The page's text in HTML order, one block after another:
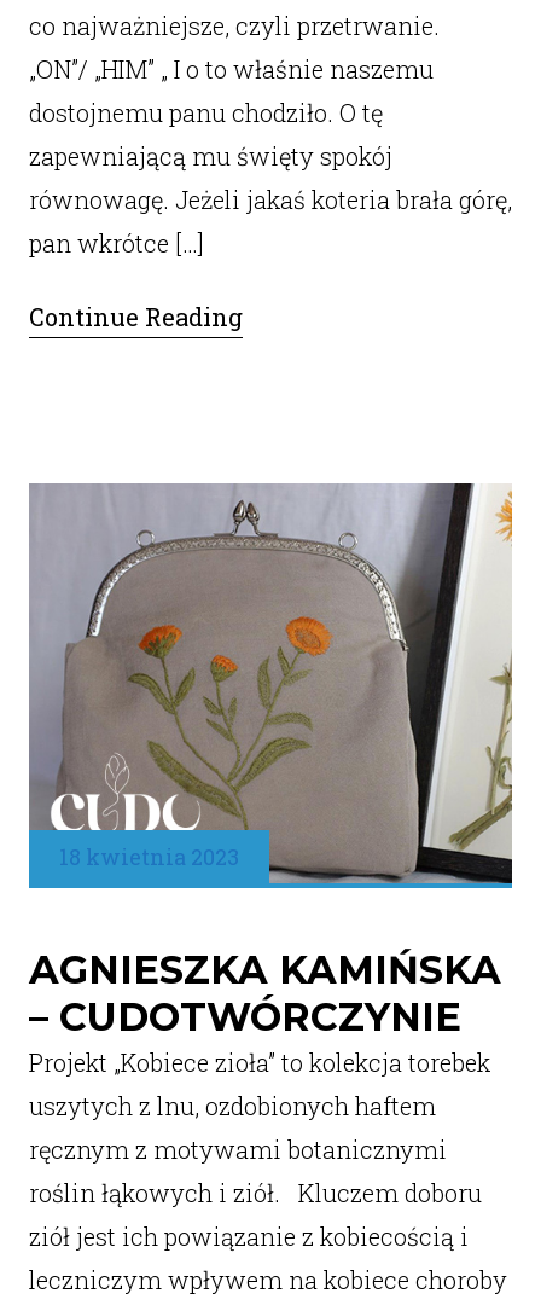
co najważniejsze, czyli przetrwanie.
„ON”/ „HIM” „ I o to właśnie naszemu
dostojnemu panu chodziło. O tę
zapewniającą mu święty spokój
równowagę. Jeżeli jakaś koteria brała górę,
pan wkrótce […]
Continue Reading
18 kwietnia 2023
AGNIESZKA KAMIŃSKA
– CUDOTWÓRCZYNIE
Projekt „Kobiece zioła” to kolekcja torebek
uszytych z lnu, ozdobionych haftem
ręcznym z motywami botanicznymi
roślin łąkowych i ziół. Kluczem doboru
ziół jest ich powiązanie z kobiecością i
leczniczym wpływem na kobiece choroby